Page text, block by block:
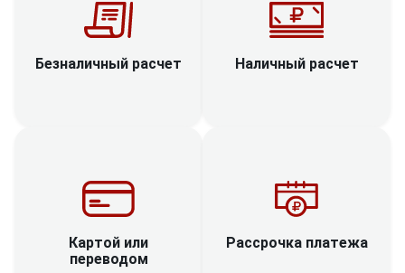
Безналичный расчет Наличный расчет
Картой или
переводом
Рассрочка платежа